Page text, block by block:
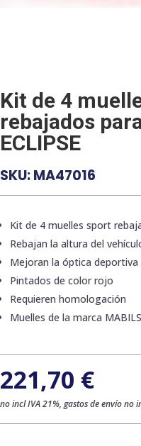
Kit de 4
rebajados
ECLIPSE
SKU:MA47016
Kit de 4 muelles sport
Rebajan la altura del
Mejoran la óptica deportiva
Pintados de color rojo
Requieren homologación
Muelles de la marca
221,70 €
no incl IVA 21%, gastos de envío no